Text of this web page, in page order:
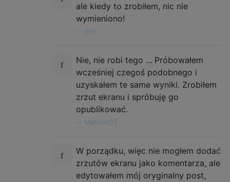
ale kiedy to zrobiłem, nic nie
wymieniono!
jmh
Nie, nie robi tego ... Próbowałem
wcześniej czegoś podobnego i
uzyskałem te same wyniki. Zrobiłem
zrzut ekranu i spróbuję go
opublikować.
Manfred33
W porządku, więc nie mogłem dodać
zrzutów ekranu jako komentarza, ale
edytowałem mój oryginalny post,